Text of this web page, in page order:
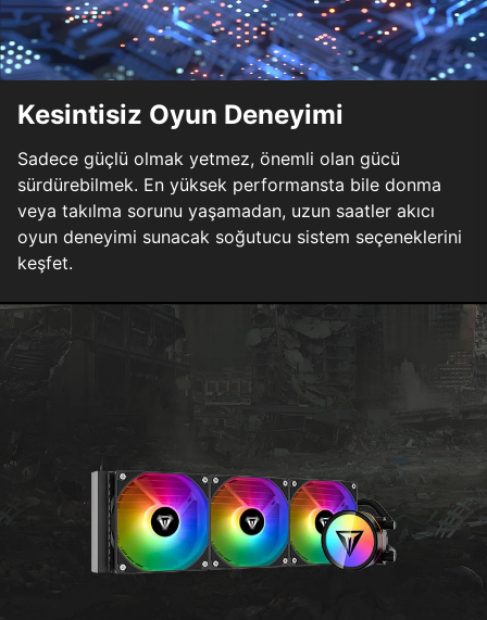
Kesintisiz Oyun Deneyimi
Sadece güçlü olmak yetmez, önemli olan gücü
sürdürebilmek. En yüksek performansta bile donma
veya takılma sorunu yaşamadan, uzun saatler akıcı
oyun deneyimi sunacak soğutucu sistem seçeneklerini
keşfet.